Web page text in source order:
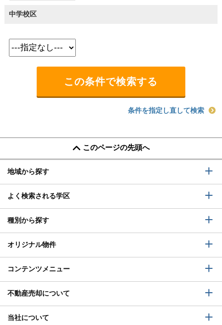
中学校区
条件を指定し直して検索
このページの先頭へ
地域から探す
よく検索される学区
種別から探す
オリジナル物件
コンテンツメニュー
不動産売却について
当社について